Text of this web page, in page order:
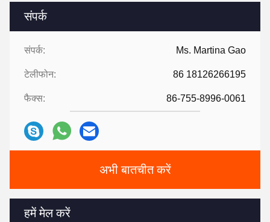
संपर्क
संपर्क: Ms. Martina Gao
टेलीफोन: 86 18126266195
फैक्स: 86-755-8996-0061
अभी बातचीत करें
हमें मेल करें